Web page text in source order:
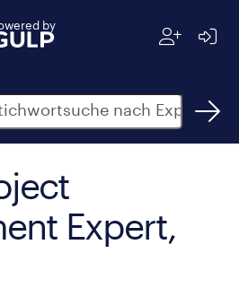
by
Expert,